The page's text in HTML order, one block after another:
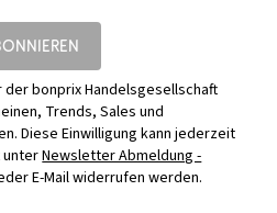
bonprix Handelsgesellschaft
Trends, Sales und
Diese Einwilligung kann jederzeit
unterNewsletter Abmeldung -
E-Mail widerrufen werden.